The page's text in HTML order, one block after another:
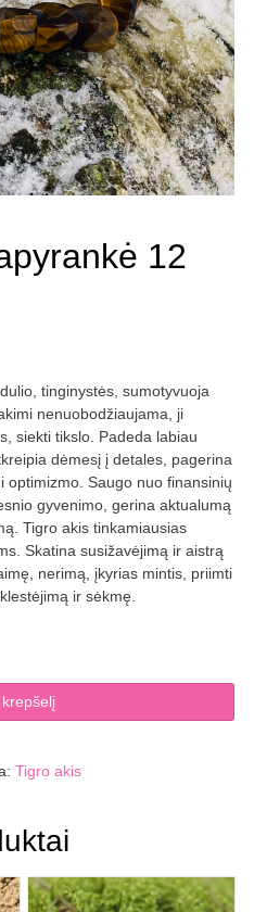
12
tinginystės, sumotyvuoja
nenuobodžiaujama, ji
siekti tikslo. Padeda labiau
dėmesį į detales, pagerina
optimizmo. Saugo nuo finansinių
gyvenimo, gerina aktualumą
Tigro akis tinkamiausias
Skatina susižavėjimą ir aistrą
nerimą, įkyrias mintis, priimti
ir sėkmę.
krepšelį
Tigro akis